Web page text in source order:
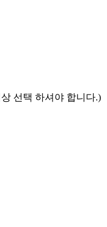
선택 하셔야 합니다.)